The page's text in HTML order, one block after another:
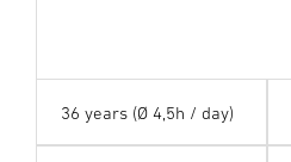
36 years (Ø 4,5h / day)